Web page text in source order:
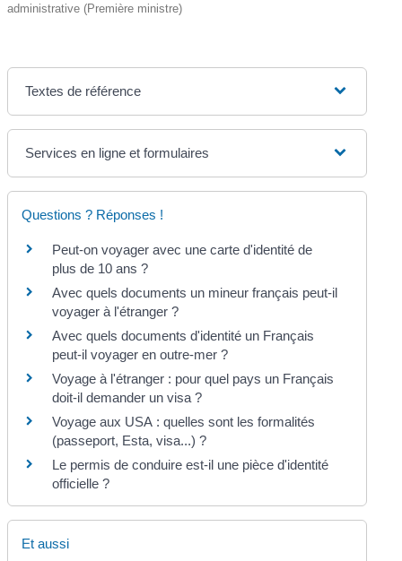
administrative (Première ministre)
Textes de référence
Services en ligne et formulaires
Questions ? Réponses !
Peut-on voyager avec une carte d'identité de
plus de 10 ans ?
Avec quels documents un mineur français peut-il
voyager à l'étranger ?
Avec quels documents d'identité un Français
peut-il voyager en outre-mer ?
Voyage à l'étranger : pour quel pays un Français
doit-il demander un visa ?
Voyage aux USA : quelles sont les formalités
(passeport, Esta, visa...) ?
Le permis de conduire est-il une pièce d'identité
officielle ?
Et aussi